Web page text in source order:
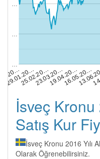
29.01.20…
25.02.20…23.03.20…19.04.20…16.05.20…
…
…
İsveç Kronu
Satış Kur
İsveç Kronu 2016 Yılı
Olarak Öğrenebilirsiniz.